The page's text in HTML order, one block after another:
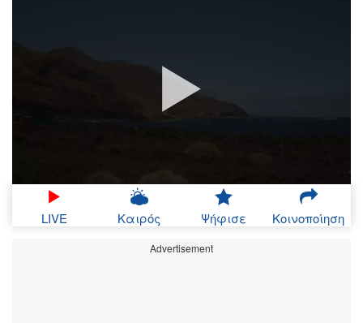
LIVE Καιρός Ψήφισε Κοινοποίηση
Advertisement